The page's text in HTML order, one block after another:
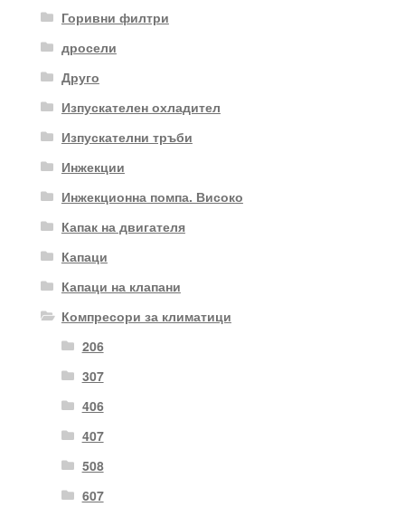
Горивни филтри
дросели
Друго
Изпускателен охладител
Изпускателни тръби
Инжекции
Инжекционна помпа. Високо
Капак на двигателя
Капаци
Капаци на клапани
Компресори за климатици
206
307
406
407
508
607